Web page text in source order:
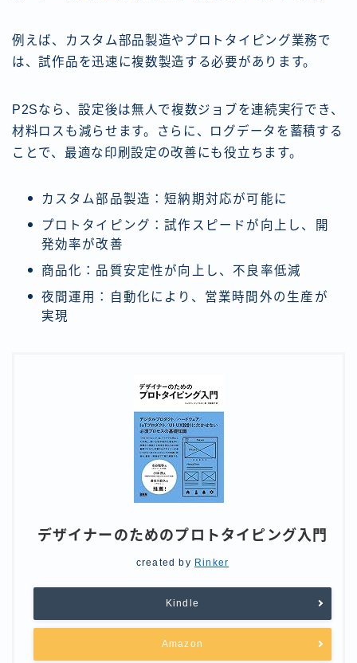
例えば、カスタム部品製造やプロトタイピング業務で
は、試作品を迅速に複数製造する必要があります。
P2Sなら、設定後は無人で複数ジョブを連続実行でき、
材料ロスも減らせます。さらに、ログデータを蓄積する
ことで、最適な印刷設定の改善にも役立ちます。
カスタム部品製造：短納期対応が可能に
プロトタイピング：試作スピードが向上し、開
発効率が改善
商品化：品質安定性が向上し、不良率低減
夜間運用：自動化により、営業時間外の生産が
実現
デザイナーのためのプロトタイピング入門
created by Rinker
Kindle
Amazon